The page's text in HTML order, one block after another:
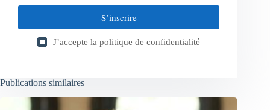
S’inscrire
J’accepte la politique de confidentialité
Publications similaires